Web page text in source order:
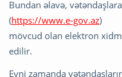
Bundan əlavə,
(https://www.e-gov.az)
mövcud olan elektron
edilir.
Eyni zamanda